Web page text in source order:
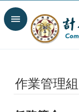
跳到主要內容區塊
搜
尋
最
消
作業管理組